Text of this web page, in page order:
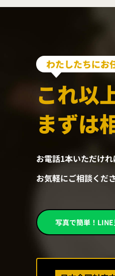
わたしたちにお
これ以
まずは
お電話1本いただけれ
お気軽にご相談くださ
写真で簡単！